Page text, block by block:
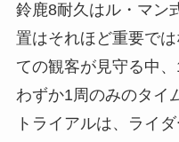
鈴鹿8耐久はル・マン
置はそれほど重要で
ての観客が見守る中
わずか1周のみのタイ
トライアルは、ライ